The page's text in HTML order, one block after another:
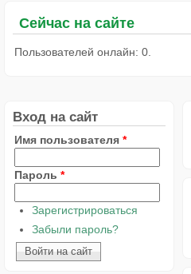
Сейчас на сайте
Пользователей онлайн: 0.
Вход на сайт
Имя пользователя *
Пароль *
Зарегистрироваться
Забыли пароль?